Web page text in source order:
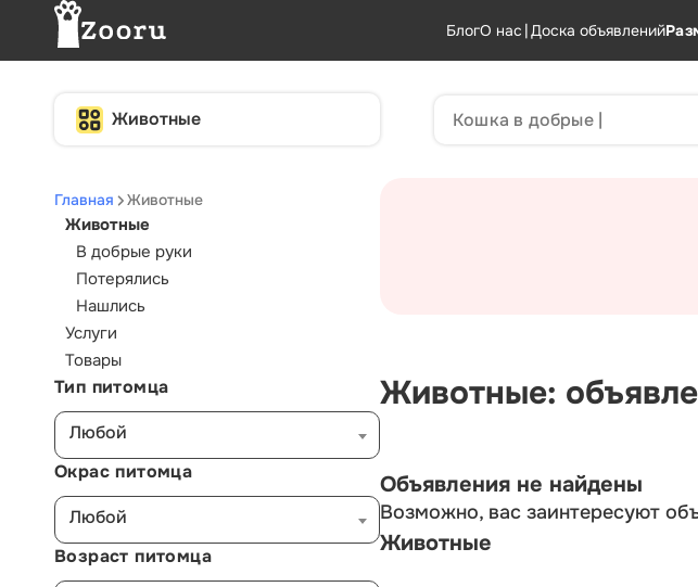
БлогО нас |Доска объявлений
Животные
Главная Животные
Животные
В добрые руки
Потерялись
Нашлись
Услуги
Товары
Тип питомца
Любой
Окрас питомца
Любой
Возраст питомца
Животные:
Объявления не найдены
Возможно, вас заинтересуют
Животные